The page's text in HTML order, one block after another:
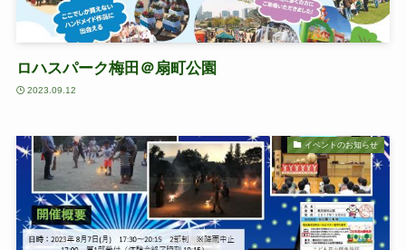
ロハスパーク梅田＠扇町公園
2023.09.12
イベントのお知らせ